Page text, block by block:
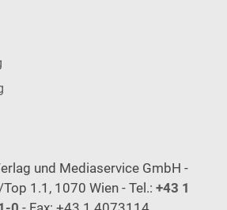
und Mediaservice GmbH -
1.1, 1070 Wien - Tel.: +43 1